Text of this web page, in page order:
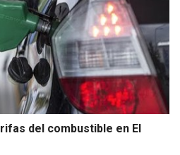
del combustible en El